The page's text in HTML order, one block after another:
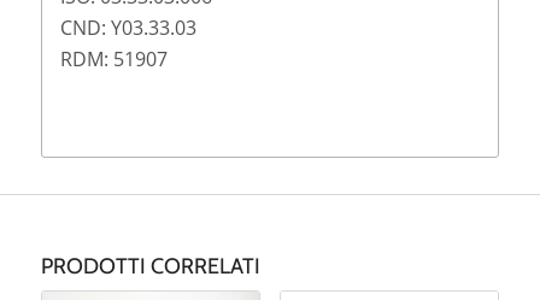
CND: Y03.33.03
RDM: 51907
PRODOTTI CORRELATI